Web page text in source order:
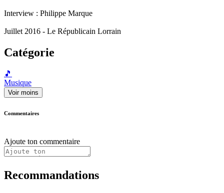
Interview : Philippe Marque
Juillet 2016 - Le Républicain Lorrain
Catégorie
🎵
Musique
Voir moins
Commentaires
Ajoute ton commentaire
Recommandations